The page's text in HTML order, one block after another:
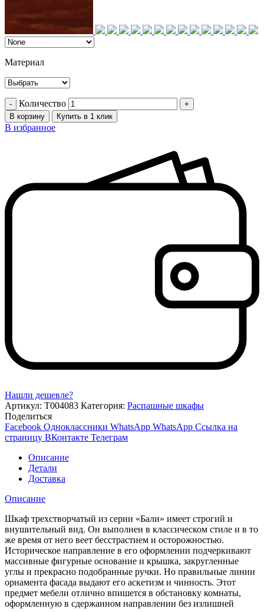
Материал
Количество
В корзину Купить в 1 клик
В избранное
Нашли дешевле?
Артикул: Т004083 Категория: Распашные шкафы
Поделиться
Facebook Одноклассники WhatsApp WhatsApp Ссылка на
страницу ВКонтакте Телеграм
Описание
Детали
Доставка
Описание
Шкаф трехстворчатый из серии «Бали» имеет строгий и
внушительный вид. Он выполнен в классическом стиле и в то
же время от него веет бесстрастием и осторожностью.
Историческое направление в его оформлении подчеркивают
массивные фигурные основание и крышка, закругленные
углы и прекрасно подобранные ручки. Но правильные линии
орнамента фасада выдают его аскетизм и чинность. Этот
предмет мебели отлично впишется в обстановку комнаты,
оформленную в сдержанном направлении без излишней